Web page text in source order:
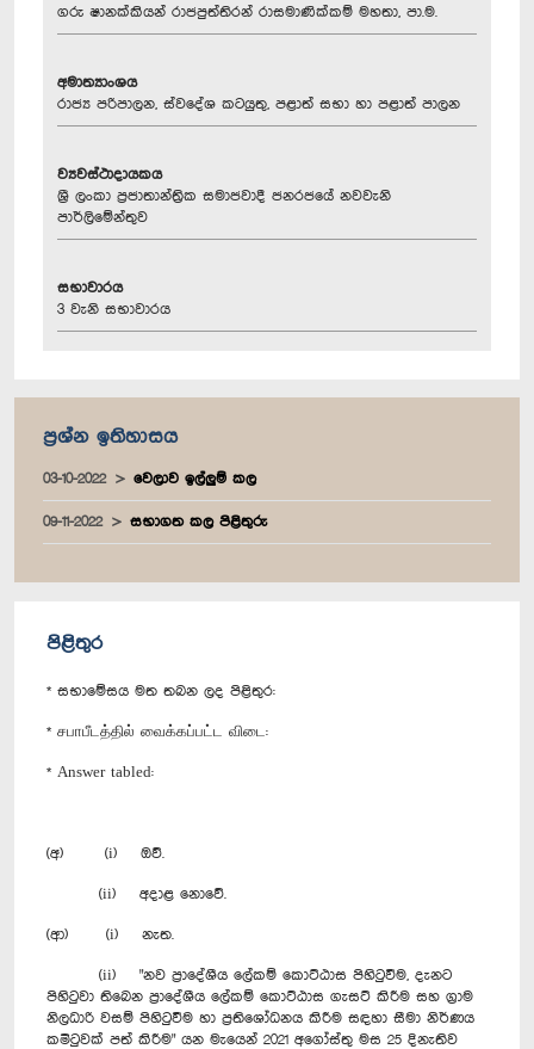
ගරු ෂානක්කියන් රාජපුත්තිරන් රාසමාණික්කම් මහතා, පා.ම.
අමාත්‍යාංශය
රාජ්‍ය පරිපාලන, ස්වදේශ කටයුතු, පළාත් සභා හා පළාත් පාලන
ව්‍යවස්ථාදායකය
ශ්‍රී ලංකා ප්‍රජාතාන්ත්‍රික සමාජවාදී ජනරජයේ නවවැනි
පාර්ලිමේන්තුව
සභාවාරය
3 වැනි සභාවාරය
ප්‍රශ්න ඉතිහාසය
03-10-2022 වෙලාව ඉල්ලුම් කල
09-11-2022 සභාගත කල පිළිතුරු
පිළිතුර
* සභාමේසය මත තබන ලද පිළිතුර:
* சபாபீடத்தில் வைக்கப்பட்ட விடை:
* Answer tabled:
(අ) (i) ඔව්.
(ii) අදාළ නොවේ.
(ආ) (i) නැත.
(ii) "නව ප්‍රාදේශීය ‍ලේකම් කොට්ඨාස පිහිටුවීම, දැනට
පිහිටුවා තිබෙන ප්‍රාදේශීය ලේකම් කොට්ඨාස ගැසට් කිරීම සහ ග්‍රාම
නිලධාරි වසම් පිහිටුවීම හා ප්‍රතිශෝධනය කිරීම සඳහා සීමා නිර්ණය
කමිටුවක් පත් කිරීම" යන මැයෙන් 2021 අගෝස්තු මස 25 දිනැතිව